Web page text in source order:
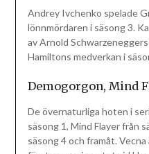
Andrey Ivchenko spelade
lönnmördaren i säsong 3.
av Arnold
Hamiltons medverkan i
Demogorgon, Mind
De övernaturliga hoten i
säsong 1, Mind Flayer från
säsong 4 och framåt.